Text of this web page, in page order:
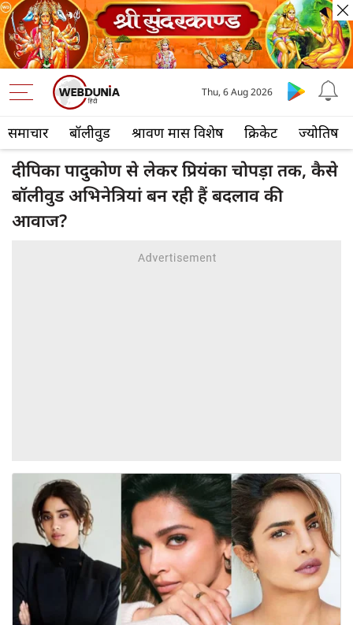
समाचार बॉलीवुड श्रावण मास विशेष क्रिकेट ज्योतिष
Thu, 6 Aug 2026
दीपिका पादुकोण से लेकर प्रियंका चोपड़ा तक, कैसे
बॉलीवुड अभिनेत्रियां बन रही हैं बदलाव की
आवाज?